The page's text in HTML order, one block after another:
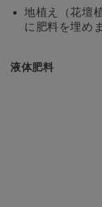
地植え（花壇
に肥料を埋め
液体肥料